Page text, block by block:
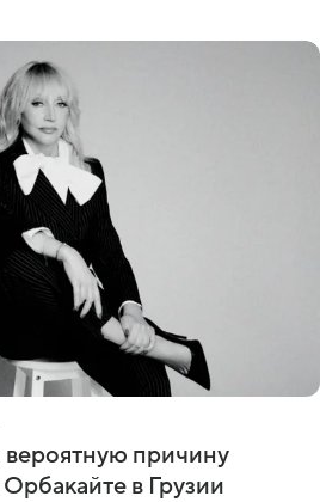
вероятную причину
в Грузии